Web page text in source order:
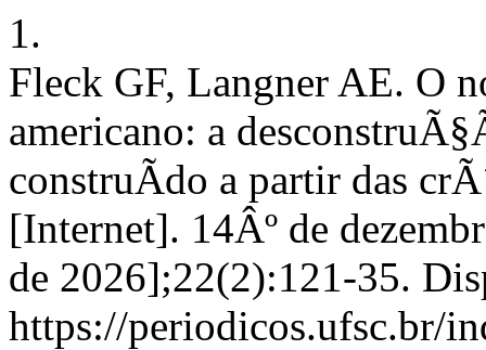
1.
Fleck GF, Langner AE. O
americano: a
construÃ­do a partir das
[Internet]. 14Âº de
de 2026];22(2):121-35.
https://periodicos.ufsc.br/